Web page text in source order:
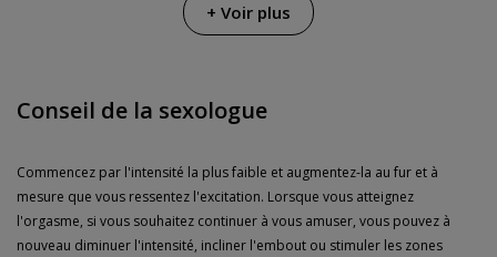
3.5 cm
Alimentation Chargeur USB
fournies
Résistance à
l'eau
+ Voir plus
Conseil de la sexologue
Commencez par l'intensité la plus faible et augmentez-la au fur et à
mesure que vous ressentez l'excitation. Lorsque vous atteignez
l'orgasme, si vous souhaitez continuer à vous amuser, vous pouvez à
nouveau diminuer l'intensité, incliner l'embout ou stimuler les zones